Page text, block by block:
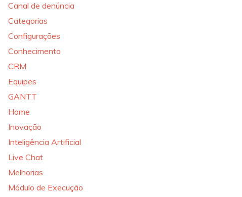
Canal de denúncia
Categorias
Configurações
Conhecimento
CRM
Equipes
GANTT
Home
Inovação
Inteligência Artificial
Live Chat
Melhorias
Módulo de Execução